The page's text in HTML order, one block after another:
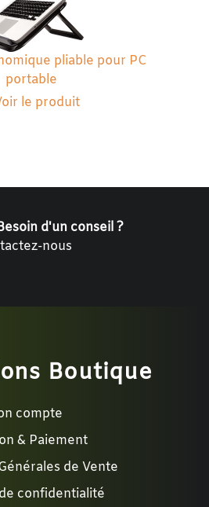
pliable pour PC
portable
le produit
d'un conseil ?
nous
Boutique
compte
& Paiement
de Vente
confidentialité